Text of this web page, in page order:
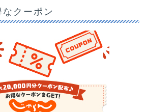
なクーポン